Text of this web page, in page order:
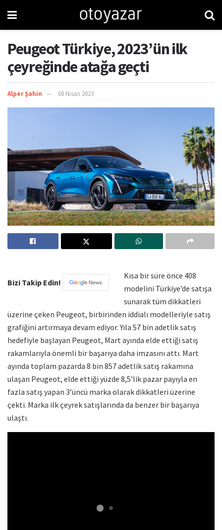
Peugeot Türkiye, 2023’ün ilk
çeyreğinde atağa geçti
Alper Şahin 08 Nisan 2023
Bizi Takip Edin!
Kısa bir süre önce 408
modelini Türkiye’de satışa
sunarak tüm dikkatleri
üzerine çeken Peugeot, birbirinden iddialı modelleriyle satış
grafiğini artırmaya devam ediyor. Yıla 57 bin adetlik satış
hedefiyle başlayan Peugeot, Mart ayında elde ettiği satış
rakamlarıyla önemli bir başarıya daha imzasını attı. Mart
ayında toplam pazarda 8 bin 857 adetlik satış rakamına
ulaşan Peugeot, elde ettiği yüzde 8,5’lik pazar payıyla en
fazla satış yapan 3’üncü marka olarak dikkatleri üzerine
çekti. Marka ilk çeyrek satışlarında da benzer bir başarıya
ulaştı.